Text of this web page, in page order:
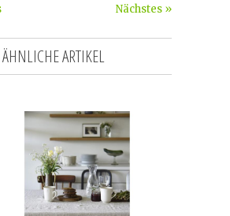
Nächstes »
ÄHNLICHE ARTIKEL